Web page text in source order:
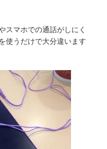
スマホでの通話がしにく
使うだけで大分違います